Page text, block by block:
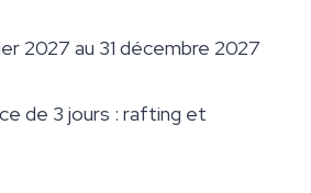
2027 au 31 décembre 2027
de 3 jours : rafting et